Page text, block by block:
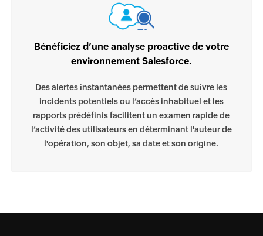
Bénéficiez d’une analyse proactive de votre
environnement Salesforce.
Des alertes instantanées permettent de suivre les
incidents potentiels ou l’accès inhabituel et les
rapports prédéfinis facilitent un examen rapide de
l’activité des utilisateurs en déterminant l'auteur de
l'opération, son objet, sa date et son origine.